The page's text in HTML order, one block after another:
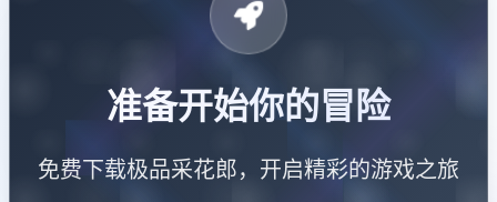
准备开始你的冒险
免费下载极品采花郎，开启精彩的游戏之旅